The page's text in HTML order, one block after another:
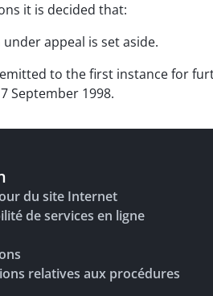
it is decided that:
under appeal is set aside.
to the first instance for
September 1998.
du site Internet
de services en ligne
relatives aux procédures